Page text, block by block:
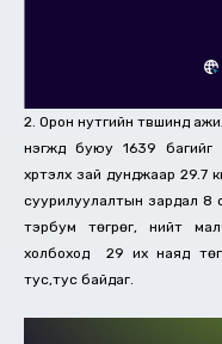
2. Орон нутгийн түвшинд
нэгжүүд буюу 1639
хүртэлх зай дунджаар 29.7
суурилуулалтын зардал 8
тэрбум төгрөг, нийт
холбоход 29 их наяд
тус,тус байдаг.